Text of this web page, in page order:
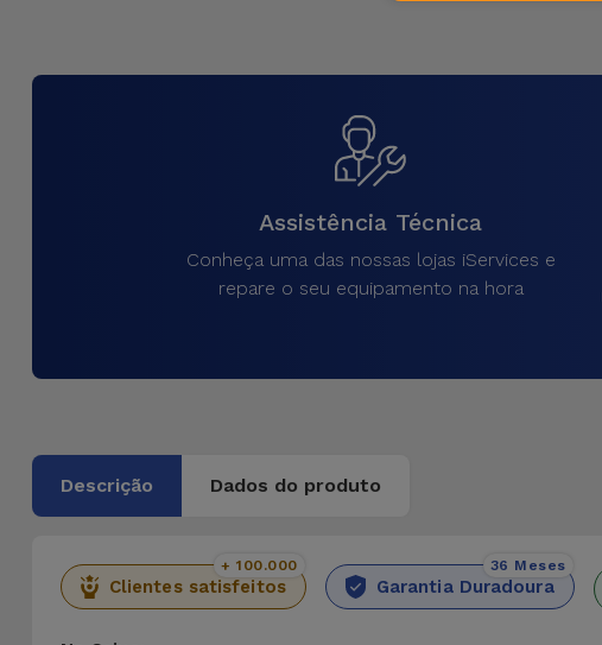
Assistência Técnica
Conheça uma das nossas lojas iServices e
repare o seu equipamento na hora
Descrição Dados do produto
Clientes satisfeitos
+ 100.000
Garantia Duradoura
36 Meses